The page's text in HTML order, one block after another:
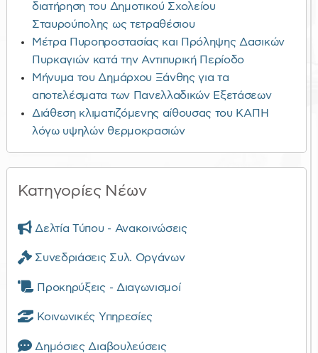
διατήρηση του Δημοτικού Σχολείου
Σταυρούπολης ως τετραθέσιου
Μέτρα Πυροπροστασίας και Πρόληψης Δασικών
Πυρκαγιών κατά την Αντιπυρική Περίοδο
Μήνυμα του Δημάρχου Ξάνθης για τα
αποτελέσματα των Πανελλαδικών Εξετάσεων
Διάθεση κλιματιζόμενης αίθουσας του ΚΑΠΗ
λόγω υψηλών θερμοκρασιών
Κατηγορίες Νέων
Δελτία Τύπου - Ανακοινώσεις
Συνεδριάσεις Συλ. Οργάνων
Προκηρύξεις - Διαγωνισμοί
Κοινωνικές Υπηρεσίες
Δημόσιες Διαβουλεύσεις